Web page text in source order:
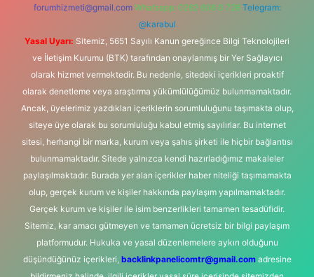
forumhizmeti@gmail.com Whatsapp: 0262 606 0 726 Telegram:
@karabul
Yasal Uyarı: Sitemiz, 5651 Sayılı Kanun gereğince Bilgi Teknolojileri
ve İletişim Kurumu (BTK) tarafından onaylanmış bir Yer Sağlayıcı
olarak hizmet vermektedir. Bu nedenle, sitedeki içerikleri proaktif
olarak denetleme veya araştırma yükümlülüğümüz bulunmamaktadır.
Ancak, üyelerimiz yazdıkları içeriklerin sorumluluğunu taşımakta olup,
siteye üye olarak bu sorumluluğu kabul etmiş sayılırlar. Bu internet
sitesi, herhangi bir marka, kurum veya şahıs şirketi ile hiçbir bağlantısı
bulunmamaktadır. Sitede yalnızca kendi hazırladığımız makaleler
paylaşılmaktadır. Burada yer alan içerikler haber niteliği taşımamakta
olup, gerçek kurum ve kişiler hakkında paylaşım yapılmamaktadır.
Gerçek kurum ve kişiler ile isim benzerlikleri tamamen tesadüfidir.
Sitemiz, kar amacı gütmeyen ve tamamen ücretsiz bir bilgi paylaşım
platformudur. Hukuka ve yasal düzenlemelere aykırı olduğunu
düşündüğünüz içerikleri, backlinkpanelicomtr@gmail.comadresine